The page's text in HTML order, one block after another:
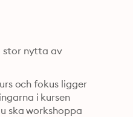
stor nytta av
och fokus ligger
i kursen
ska workshoppa